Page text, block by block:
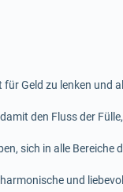
Geld zu lenken und
den Fluss der
sich in alle Bereiche
und